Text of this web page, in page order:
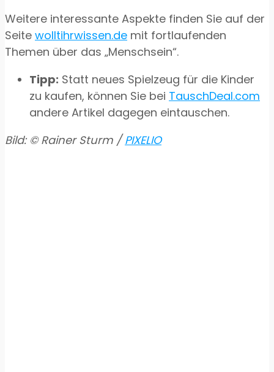
Weitere interessante Aspekte finden Sie auf der
Seite wolltihrwissen.de mit fortlaufenden
Themen über das „Menschsein“.
Tipp: Statt neues Spielzeug für die Kinder
zu kaufen, können Sie bei TauschDeal.com
andere Artikel dagegen eintauschen.
Bild: © Rainer Sturm /PIXELIO